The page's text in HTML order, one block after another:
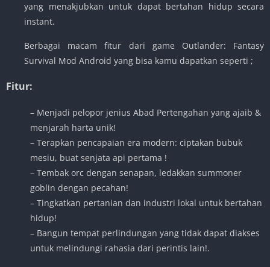
yang menakjubkan untuk dapat bertahan hidup secara
instant.
Berbagai macam fitur dari game Outlander: Fantasy
Survival Mod Android yang bisa kamu dapatkan seperti ;
Fitur:
– Menjadi pelopor jenius Abad Pertengahan yang ajaib &
menjarah harta unik!
– Terapkan pencapaian era modern: ciptakan bubuk
mesiu, buat senjata api pertama !
– Tembak orc dengan senapan, ledakkan summoner
goblin dengan pecahan!
– Tingkatkan pertanian dan industri lokal untuk bertahan
hidup!
– Bangun tempat perlindungan yang tidak dapat diakses
untuk melindungi rahasia dari perintis lain!.